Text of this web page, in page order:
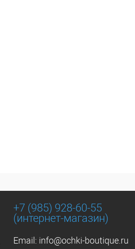
+7 (985) 928-60-55
(интернет-магазин)
Email: info@ochki-boutique.ru